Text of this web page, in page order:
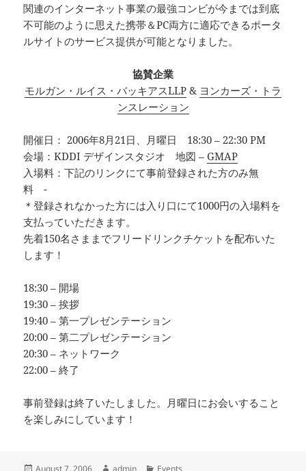
関連のインターネット事業の最強コンビが今までは到底
不可能のように思えた携帯＆PC両方に適応できるポータ
ルサイトのサービス提供が可能となりました。
協賛企業
モルガン・ルイス・バッキアスLLP & ヨンカーズ・トラ
ンスレーション
開催日： 2006年8月21日、月曜日 18:30 – 22:30 PM
会場：KDDI デザインスタジオ 地図 –GMAP
入場料：下記のリンクにて事前登録された方のみ無
料 -
＊登録されなかった方には入り口にて1000円の入場料を
支払っていただきます。
先着150名さままでフリードリンクチケットを配布いた
します！
18:30 – 開場
19:30 – 挨拶
19:40 – 第一プレゼンテーション
20:00 – 第二プレゼンテーション
20:30 – ネットワーク
22:00 – 終了
事前登録は終了いたしました。月曜日にお会いすること
を楽しみにしています！
Posted
August 7, 2006 Author
admin Categories
Events